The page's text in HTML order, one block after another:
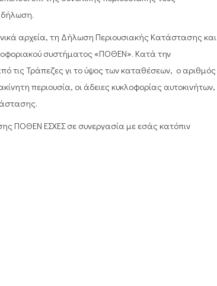
αρχεία, τη Δήλωση Περιουσιακής Κατάστασης και
συστήματος «ΠΟΘΕΝ». Κατά την
τις Τράπεζες γι το ύψος των καταθέσεων, ο αριθμός
περιουσία, οι άδειες κυκλοφορίας αυτοκινήτων,
ΠΟΘΕΝ EΣΧΕΣ σε συνεργασία με εσάς κατόπιν